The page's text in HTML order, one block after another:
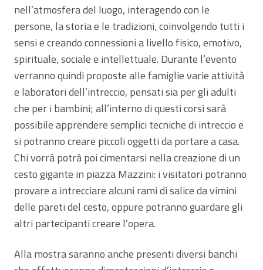
nell’atmosfera del luogo, interagendo con le
persone, la storia e le tradizioni, coinvolgendo tutti i
sensi e creando connessioni a livello fisico, emotivo,
spirituale, sociale e intellettuale. Durante l’evento
verranno quindi proposte alle famiglie varie attività
e laboratori dell’intreccio, pensati sia per gli adulti
che per i bambini; all’interno di questi corsi sarà
possibile apprendere semplici tecniche di intreccio e
si potranno creare piccoli oggetti da portare a casa.
Chi vorrà potrà poi cimentarsi nella creazione di un
cesto gigante in piazza Mazzini: i visitatori potranno
provare a intrecciare alcuni rami di salice da vimini
delle pareti del cesto, oppure potranno guardare gli
altri partecipanti creare l’opera.
Alla mostra saranno anche presenti diversi banchi